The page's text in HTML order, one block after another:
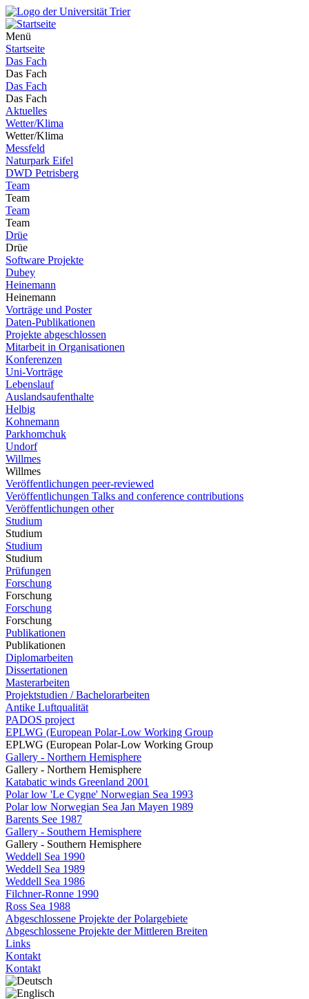
Menü
Startseite
Das Fach
Das Fach
Das Fach
Das Fach
Aktuelles
Wetter/Klima
Wetter/Klima
Messfeld
Naturpark Eifel
DWD Petrisberg
Team
Team
Team
Team
Drüe
Drüe
Software Projekte
Dubey
Heinemann
Heinemann
Vorträge und Poster
Daten-Publikationen
Projekte abgeschlossen
Mitarbeit in Organisationen
Konferenzen
Uni-Vorträge
Lebenslauf
Auslandsaufenthalte
Helbig
Kohnemann
Parkhomchuk
Undorf
Willmes
Willmes
Veröffentlichungen peer-reviewed
Veröffentlichungen Talks and conference contributions
Veröffentlichungen other
Studium
Studium
Studium
Studium
Prüfungen
Forschung
Forschung
Forschung
Forschung
Publikationen
Publikationen
Diplomarbeiten
Dissertationen
Masterarbeiten
Projektstudien / Bachelorarbeiten
Antike Luftqualität
PADOS project
EPLWG (European Polar-Low Working Group
EPLWG (European Polar-Low Working Group
Gallery - Northern Hemisphere
Gallery - Northern Hemisphere
Katabatic winds Greenland 2001
Polar low 'Le Cygne' Norwegian Sea 1993
Polar low Norwegian Sea Jan Mayen 1989
Barents See 1987
Gallery - Southern Hemisphere
Gallery - Southern Hemisphere
Weddell Sea 1990
Weddell Sea 1989
Weddell Sea 1986
Filchner-Ronne 1990
Ross Sea 1988
Abgeschlossene Projekte der Polargebiete
Abgeschlossene Projekte der Mittleren Breiten
Links
Kontakt
Kontakt